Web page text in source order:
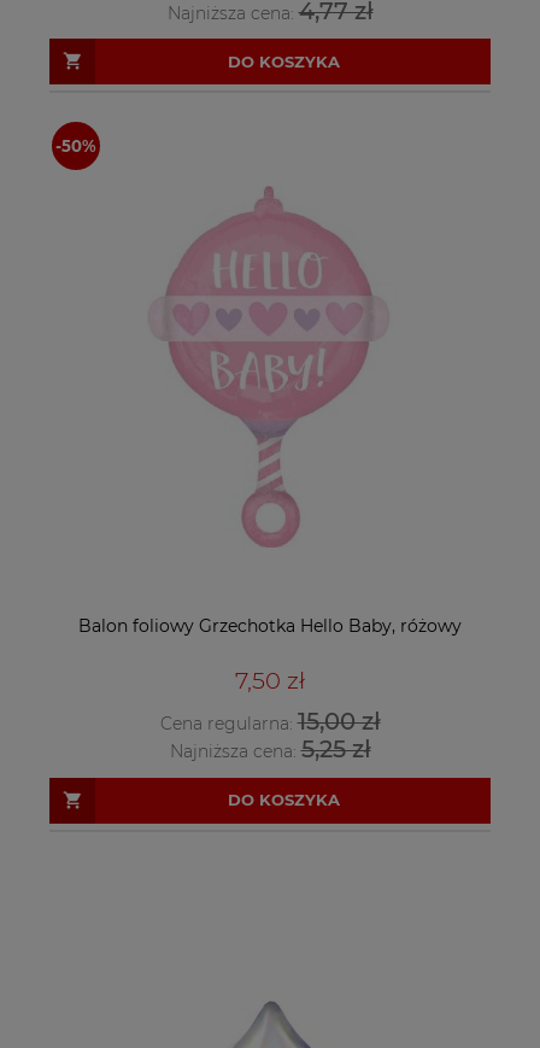
Najniższa cena:4,77 zł
DO KOSZYKA
Balon foliowy Grzechotka Hello Baby, różowy
7,50 zł
Cena regularna:15,00 zł
Najniższa cena:5,25 zł
DO KOSZYKA